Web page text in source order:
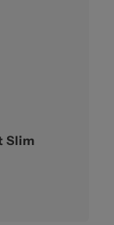
Slim